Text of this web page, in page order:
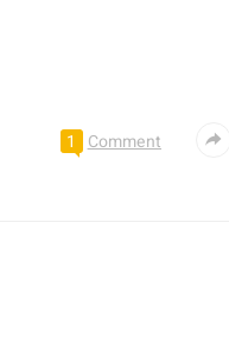
1 Comment